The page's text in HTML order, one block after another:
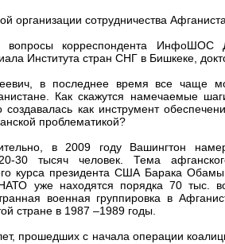
организации сотрудничества
корреспондента ИнфоШОС
Института стран СНГ в Бишкеке,
в последнее время все чаще
Как скажутся намечаемые
создавалась как инструмент
проблематикой?
в 2009 году Вашингтон
30 тысяч человек. Тема
курса президента США Барака
уже находятся порядка 70 тыс.
военная группировка в
стране в 1987 –1989 годы.
прошедших с начала операции